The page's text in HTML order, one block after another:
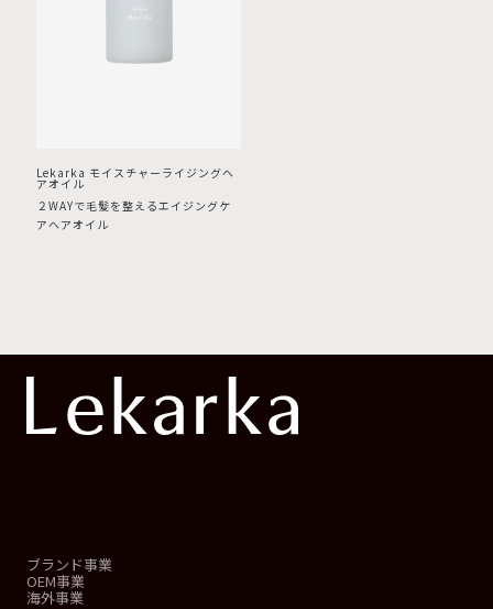
Lekarka モイスチャーライジングヘ
アオイル
２WAYで毛髪を整えるエイジングケ
アヘアオイル
ブランド事業
OEM事業
海外事業